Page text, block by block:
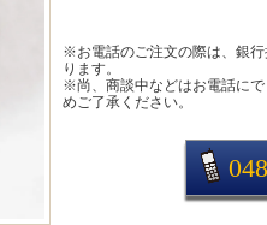
※お電話のご注文の際は、銀
ります。
※尚、商談中などはお電話に
めご了承ください。